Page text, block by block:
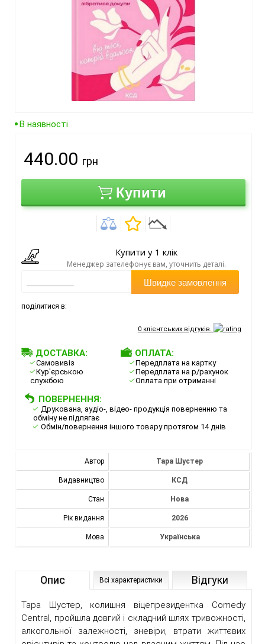
В наявності
440.00 грн
Купити
Купити у 1 клік
Менеджер зателефонує вам, уточнить деталі.
Швидке замовлення
поділитися в:
0клієнтських відгуків.
ДОСТАВКА:
Самовивіз
Кур'єрською
службою
ОПЛАТА:
Передплата на картку
Передплата на р/рахунок
Оплата при отриманні
ПОВЕРНЕННЯ:
Друкована, аудіо-, відео- продукція поверненню та
обміну не підлягає
Обмін/повернення іншого товару протягом 14 днів
Автор Тара Шустер
Видавництво КСД
Стан Нова
Рік видання 2026
Мова Українська
Опис Всі характеристики Відгуки
Тара Шустер, колишня віцепрезидентка Comedy
Central, пройшла довгий і складний шлях тривожності,
алкогольної залежності, зневіри, втрати життєвих